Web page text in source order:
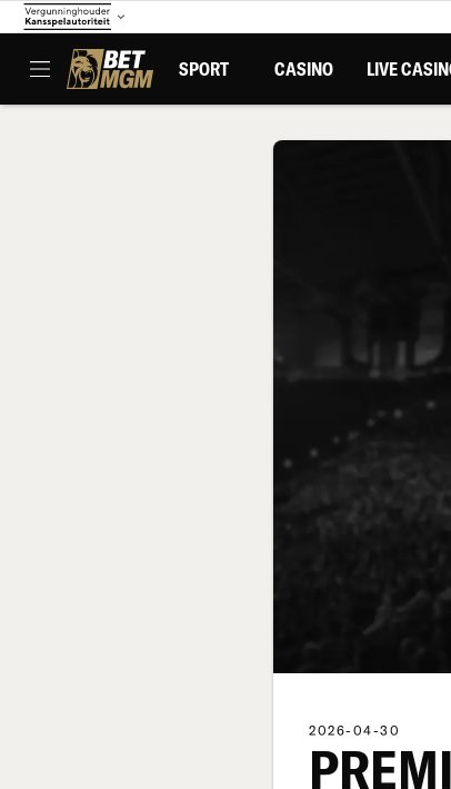
SPORT CASINO LIVE
2026-04-30